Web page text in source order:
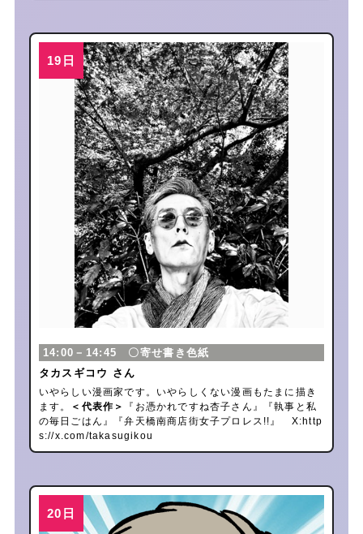
14:00－14:45 〇寄せ書き色紙
タカスギコウ さん
いやらしい漫画家です。いやらしくない漫画もたまに描き
ます。
＜代表作＞
『お憑かれですね杏子さん』『執事と私
の毎日ごはん』『弁天橋南商店街女子プロレス!!』 X:http
s://x.com/takasugikou